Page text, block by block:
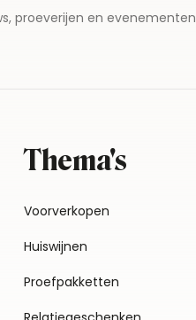
proeverijen en evenementen
Thema's
Voorverkopen
Huiswijnen
Proefpakketten